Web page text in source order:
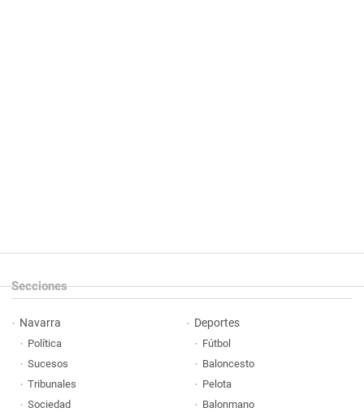
Secciones
Navarra
Política
Sucesos
Tribunales
Sociedad
Deportes
Fútbol
Baloncesto
Pelota
Balonmano